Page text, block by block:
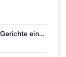
WPF Rezepte zum Abnehmen: Top 5 Gerichte einfach nachmachen 🥩🥗